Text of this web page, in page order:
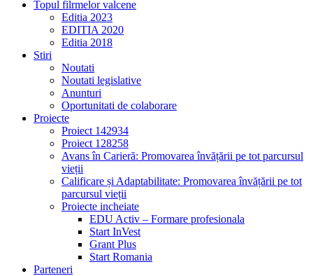
Topul filrmelor valcene
Editia 2023
EDITIA 2020
Editia 2018
Stiri
Noutati
Noutati legislative
Anunturi
Oportunitati de colaborare
Proiecte
Proiect 142934
Proiect 128258
Avans în Carieră: Promovarea învățării pe tot parcursul
vieții
Calificare și Adaptabilitate: Promovarea învățării pe tot
parcursul vieții
Proiecte incheiate
EDU Activ – Formare profesionala
Start InVest
Grant Plus
Start Romania
Parteneri